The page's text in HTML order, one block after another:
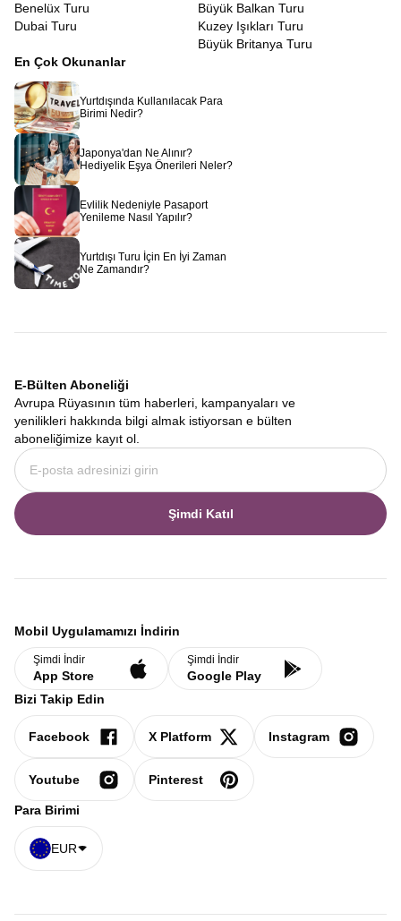
Benelüx Turu
Dubai Turu
Büyük Balkan Turu
Kuzey Işıkları Turu
Büyük Britanya Turu
En Çok Okunanlar
Yurtdışında Kullanılacak Para
Birimi Nedir?
Japonya'dan Ne Alınır?
Hediyelik Eşya Önerileri Neler?
Evlilik Nedeniyle Pasaport
Yenileme Nasıl Yapılır?
Yurtdışı Turu İçin En İyi Zaman
Ne Zamandır?
E-Bülten Aboneliği
Avrupa Rüyasının tüm haberleri, kampanyaları ve
yenilikleri hakkında bilgi almak istiyorsan e bülten
aboneliğimize kayıt ol.
Şimdi Katıl
Mobil Uygulamamızı İndirin
Şimdi İndir
App Store
Şimdi İndir
Google Play
Bizi Takip Edin
Facebook X Platform Instagram
Youtube Pinterest
Para Birimi
EUR